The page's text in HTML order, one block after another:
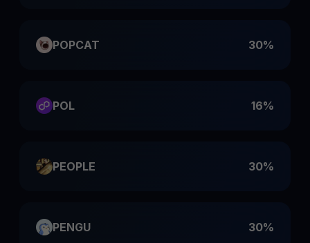
POPCAT 30%
POL 16%
PEOPLE 30%
PENGU 30%